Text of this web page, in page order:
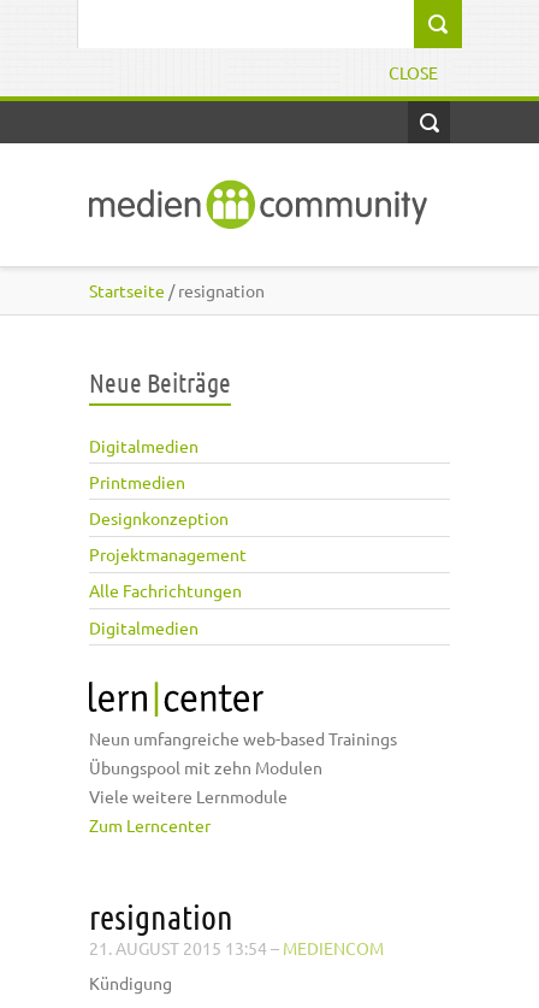
CLOSE
Startseite / resignation
Neue Beiträge
Digitalmedien
Printmedien
Designkonzeption
Projektmanagement
Alle Fachrichtungen
Digitalmedien
Neun umfangreiche web-based Trainings
Übungspool mit zehn Modulen
Viele weitere Lernmodule
Zum Lerncenter
resignation
21. AUGUST 2015 13:54 – MEDIENCOM
Kündigung